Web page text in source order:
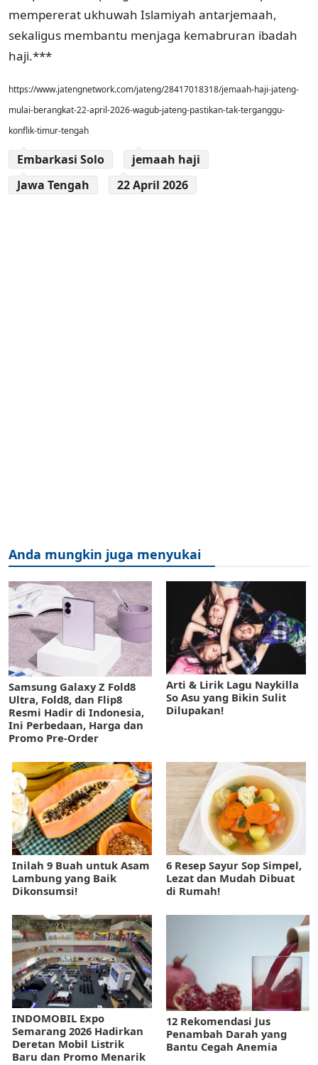
mempererat ukhuwah Islamiyah antarjemaah,
sekaligus membantu menjaga kemabruran ibadah
haji.***
https://www.jatengnetwork.com/jateng/28417018318/jemaah-haji-jateng-
mulai-berangkat-22-april-2026-wagub-jateng-pastikan-tak-terganggu-
konflik-timur-tengah
Embarkasi Solo
jemaah haji
Jawa Tengah
22 April 2026
Anda mungkin juga menyukai
Samsung Galaxy Z Fold8
Ultra, Fold8, dan Flip8
Resmi Hadir di Indonesia,
Ini Perbedaan, Harga dan
Promo Pre-Order
Arti & Lirik Lagu Naykilla
So Asu yang Bikin Sulit
Dilupakan!
Inilah 9 Buah untuk Asam
Lambung yang Baik
Dikonsumsi!
6 Resep Sayur Sop Simpel,
Lezat dan Mudah Dibuat
di Rumah!
INDOMOBIL Expo
Semarang 2026 Hadirkan
Deretan Mobil Listrik
Baru dan Promo Menarik
12 Rekomendasi Jus
Penambah Darah yang
Bantu Cegah Anemia